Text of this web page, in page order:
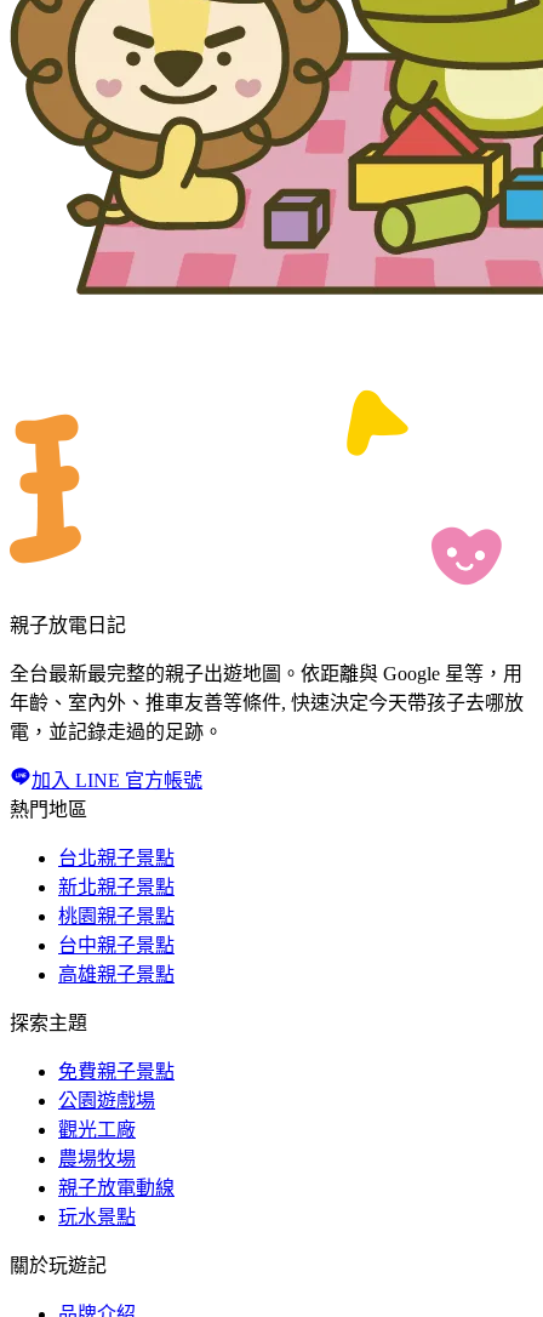
親子放電日記
全台最新最完整的親子出遊地圖。依距離與 Google 星等，用
年齡、室內外、推車友善等條件, 快速決定今天帶孩子去哪放
電，並記錄走過的足跡。
加入 LINE 官方帳號
熱門地區
台北親子景點
新北親子景點
桃園親子景點
台中親子景點
高雄親子景點
探索主題
免費親子景點
公園遊戲場
觀光工廠
農場牧場
親子放電動線
玩水景點
關於玩遊記